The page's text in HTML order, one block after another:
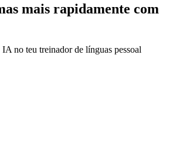
mais rapidamente com
no teu treinador de línguas pessoal